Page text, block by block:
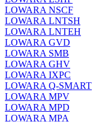
LOWARA NSCF
LOWARA LNTSH
LOWARA LNTEH
LOWARA GVD
LOWARA SMB
LOWARA GHV
LOWARA IXPС
LOWARA Q-SMART
LOWARA MPV
LOWARA MPD
LOWARA MPA